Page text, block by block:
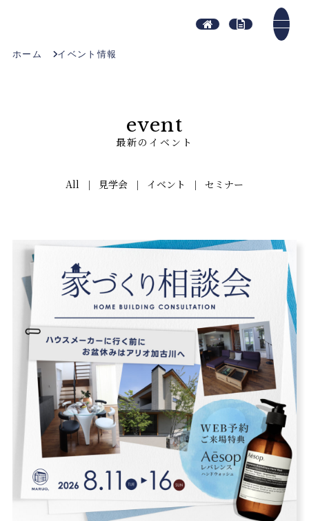
ホーム イベント情報
event
最新のイベント
All 見学会 イベント セミナー